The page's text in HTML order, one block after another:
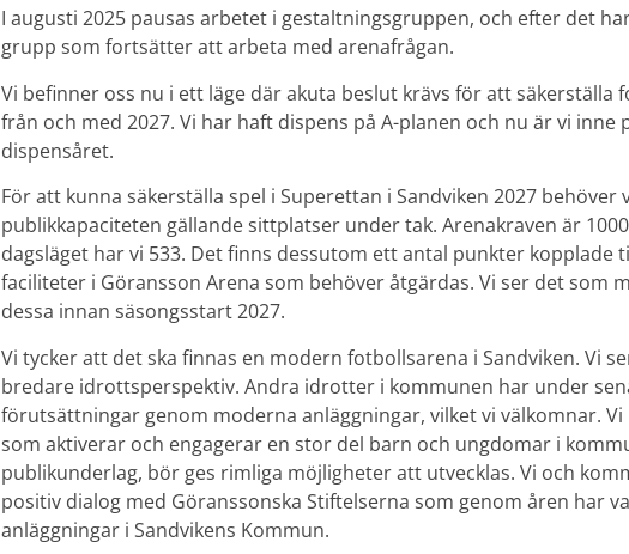
I augusti 2025 pausas arbetet i gestaltningsgruppen, och efter det
grupp som fortsätter att arbeta med arenafrågan.
Vi befinner oss nu i ett läge där akuta beslut krävs för att säkerställa
från och med 2027. Vi har haft dispens på A-planen och nu är vi inne
dispensåret.
För att kunna säkerställa spel i Superettan i Sandviken 2027
publikkapaciteten gällande sittplatser under tak. Arenakraven är
dagsläget har vi 533. Det finns dessutom ett antal punkter kopplade
faciliteter i Göransson Arena som behöver åtgärdas. Vi ser det som
dessa innan säsongsstart 2027.
Vi tycker att det ska finnas en modern fotbollsarena i Sandviken. Vi
bredare idrottsperspektiv. Andra idrotter i kommunen har under
förutsättningar genom moderna anläggningar, vilket vi välkomnar.
som aktiverar och engagerar en stor del barn och ungdomar i
publikunderlag, bör ges rimliga möjligheter att utvecklas. Vi och
positiv dialog med Göranssonska Stiftelserna som genom åren har
anläggningar i Sandvikens Kommun.